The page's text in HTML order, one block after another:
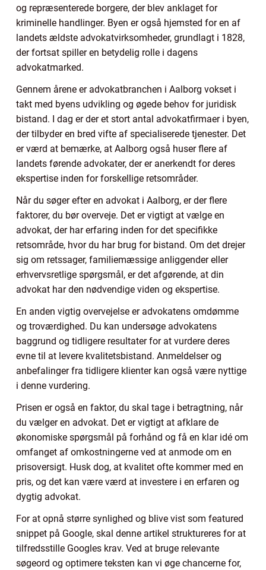
og repræsenterede borgere, der blev anklaget for
kriminelle handlinger. Byen er også hjemsted for en af
landets ældste advokatvirksomheder, grundlagt i 1828,
der fortsat spiller en betydelig rolle i dagens
advokatmarked.
Gennem årene er advokatbranchen i Aalborg vokset i
takt med byens udvikling og øgede behov for juridisk
bistand. I dag er der et stort antal advokatfirmaer i byen,
der tilbyder en bred vifte af specialiserede tjenester. Det
er værd at bemærke, at Aalborg også huser flere af
landets førende advokater, der er anerkendt for deres
ekspertise inden for forskellige retsområder.
Når du søger efter en advokat i Aalborg, er der flere
faktorer, du bør overveje. Det er vigtigt at vælge en
advokat, der har erfaring inden for det specifikke
retsområde, hvor du har brug for bistand. Om det drejer
sig om retssager, familiemæssige anliggender eller
erhvervsretlige spørgsmål, er det afgørende, at din
advokat har den nødvendige viden og ekspertise.
En anden vigtig overvejelse er advokatens omdømme
og troværdighed. Du kan undersøge advokatens
baggrund og tidligere resultater for at vurdere deres
evne til at levere kvalitetsbistand. Anmeldelser og
anbefalinger fra tidligere klienter kan også være nyttige
i denne vurdering.
Prisen er også en faktor, du skal tage i betragtning, når
du vælger en advokat. Det er vigtigt at afklare de
økonomiske spørgsmål på forhånd og få en klar idé om
omfanget af omkostningerne ved at anmode om en
prisoversigt. Husk dog, at kvalitet ofte kommer med en
pris, og det kan være værd at investere i en erfaren og
dygtig advokat.
For at opnå større synlighed og blive vist som featured
snippet på Google, skal denne artikel struktureres for at
tilfredsstille Googles krav. Ved at bruge relevante
søgeord og optimere teksten kan vi øge chancerne for,